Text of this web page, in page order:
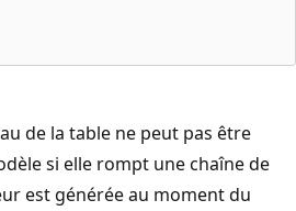
de la table ne peut pas être
si elle rompt une chaîne de
est générée au moment du